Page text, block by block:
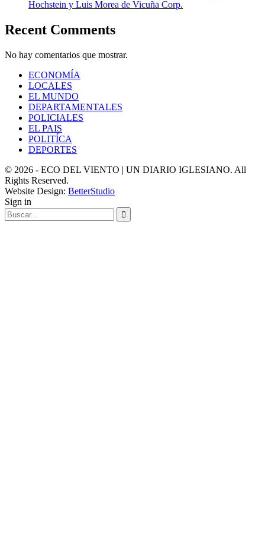
Hochstein y Luis Morea de Vicuña Corp.
Recent Comments
No hay comentarios que mostrar.
ECONOMÍA
LOCALES
EL MUNDO
DEPARTAMENTALES
POLICIALES
EL PAIS
POLITÍCA
DEPORTES
© 2026 - ECO DEL VIENTO | UN DIARIO IGLESIANO. All
Rights Reserved.
Website Design: BetterStudio
Sign in